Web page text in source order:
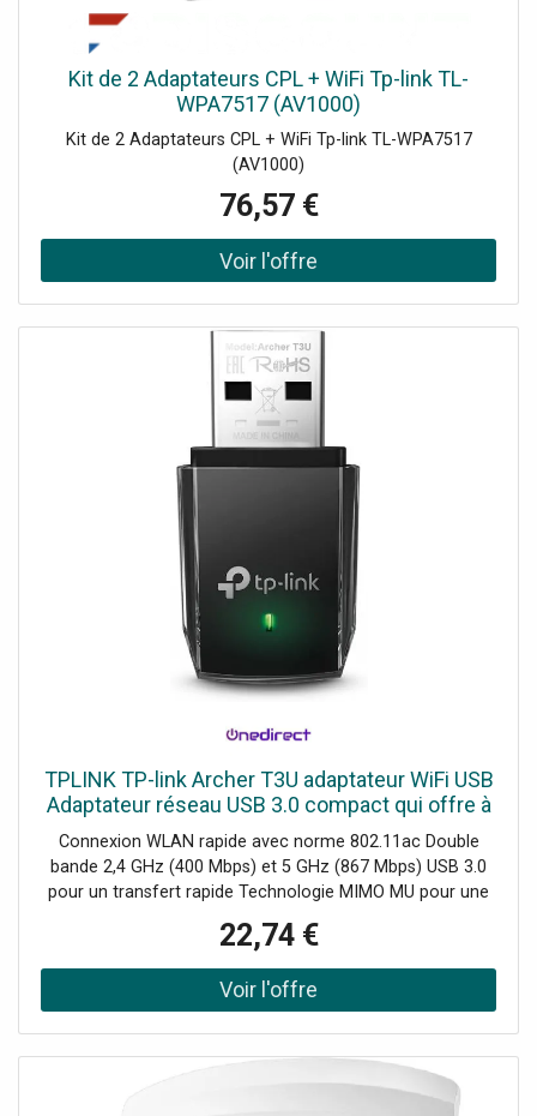
Kit de 2 Adaptateurs CPL + WiFi Tp-link TL-
WPA7517 (AV1000)
Kit de 2 Adaptateurs CPL + WiFi Tp-link TL-WPA7517
(AV1000)
76,57 €
TPLINK TP-link Archer T3U adaptateur WiFi USB
Adaptateur réseau USB 3.0 compact qui offre à
votre PC une connexion WiFi rapide et fiable.
Connexion WLAN rapide avec norme 802.11ac Double
bande 2,4 GHz (400 Mbps) et 5 GHz (867 Mbps) USB 3.0
pour un transfert rapide Technologie MIMO MU pour une
compact et portable Sécurité renforcée avec cryptage
WPA3 Compatible Windows et macOS Installation et
configuration faciles
22,74 €